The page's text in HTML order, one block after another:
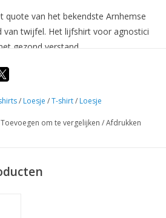
quote van het bekendste Arnhemse
van twijfel. Het lijfshirt voor agnostici
gezond verstand.
/ Loesje /T-shirt/ Loesje
Toevoegen om te vergelijken /Afdrukken